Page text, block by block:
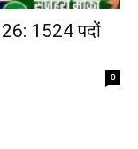
1524 पदों
0